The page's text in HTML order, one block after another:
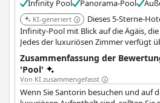
Infinity Pool Panorama-Pool
KI-generiert
Dieses 5-Sterne-
Infinity-Pool mit Blick auf die Ägäis,
Jedes der luxuriösen Zimmer verfügt
Whirlpool und einen Balkon mit freiem
Zusammenfassung der
'Pool'
Von KI zusammengefasst
Wenn Sie Santorin besuchen und auf